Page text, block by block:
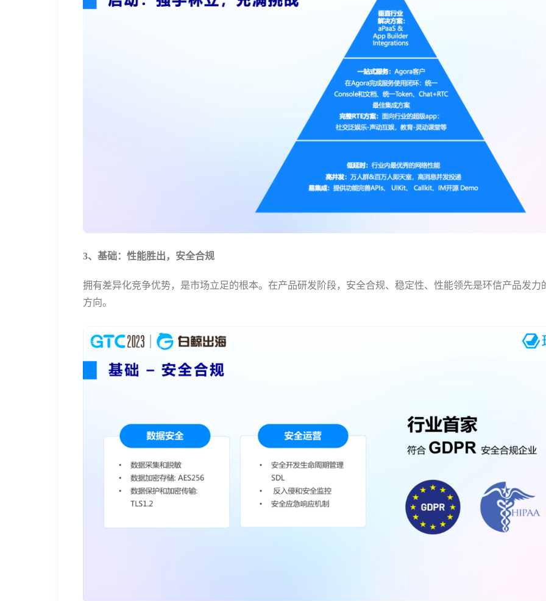
3、基础：性能胜出，安全合规
拥有差异化竞争优势，是市场立足的根本。在产品研发阶段，安全合规、稳定性、性能领先是环信产品发力
方向。